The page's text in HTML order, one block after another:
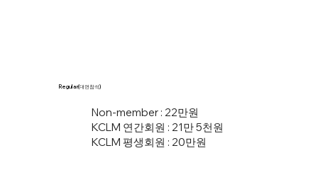
Non-member : 22만원
KCLM 연간회원 : 21만 5천원
KCLM 평생회원 : 20만원
Regular(대면참석)